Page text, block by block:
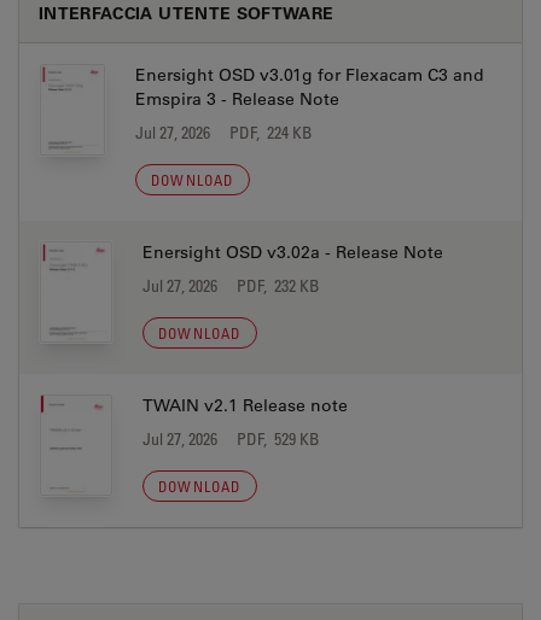
INTERFACCIA UTENTE SOFTWARE
Enersight OSD v3.01g for Flexacam C3 and
Emspira 3 - Release Note
Jul 27, 2026 PDF, 224 KB
DOWNLOAD
Enersight OSD v3.02a - Release Note
Jul 27, 2026 PDF, 232 KB
DOWNLOAD
TWAIN v2.1 Release note
Jul 27, 2026 PDF, 529 KB
DOWNLOAD